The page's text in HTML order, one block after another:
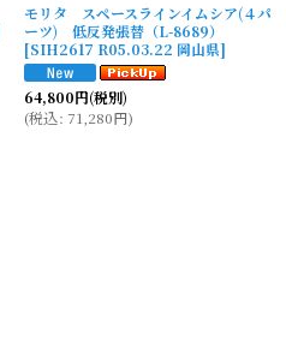
モリタ スペースラインイムシア(４パ
ーツ) 低反発張替（L-8689）
[SIH2617 R05.03.22 岡山県]
64,800円(税別)
(税込: 71,280円)